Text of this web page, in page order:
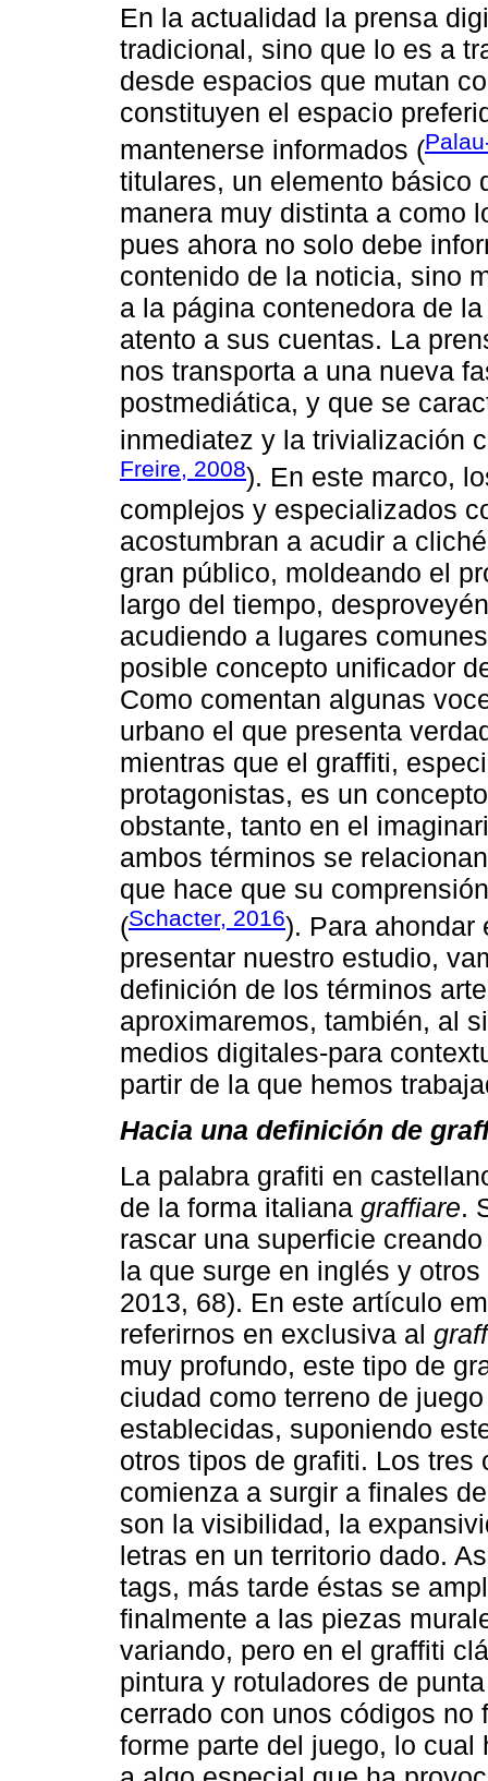
En la actualidad la prensa
tradicional, sino que lo es a
desde espacios que mutan
constituyen el espacio
mantenerse informados (
titulares, un elemento básico
manera muy distinta a como
pues ahora no solo debe
contenido de la noticia, sino
a la página contenedora de
atento a sus cuentas. La
nos transporta a una nueva
postmediática, y que se
inmediatez y la trivialización
Freire, 2008). En este marco,
complejos y especializados
acostumbran a acudir a
gran público, moldeando el
largo del tiempo,
acudiendo a lugares
posible concepto unificador
Como comentan algunas
urbano el que presenta
mientras que el graffiti,
protagonistas, es un
obstante, tanto en el
ambos términos se
que hace que su
(Schacter, 2016). Para ahondar
presentar nuestro estudio,
definición de los términos
aproximaremos, también, al
medios digitales-para
partir de la que hemos
Hacia una definición de
La palabra grafiti en
de la forma italiana graffiare.
rascar una superficie
la que surge en inglés y
2013, 68). En este artículo
referirnos en exclusiva al
muy profundo, este tipo de
ciudad como terreno de
establecidas, suponiendo
otros tipos de grafiti. Los
comienza a surgir a finales
son la visibilidad, la
letras en un territorio dado.
tags, más tarde éstas se
finalmente a las piezas
variando, pero en el graffiti
pintura y rotuladores de
cerrado con unos códigos
forme parte del juego, lo